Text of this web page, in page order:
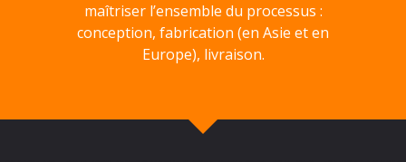
maîtriser l’ensemble du processus :
conception, fabrication (en Asie et en
Europe), livraison.